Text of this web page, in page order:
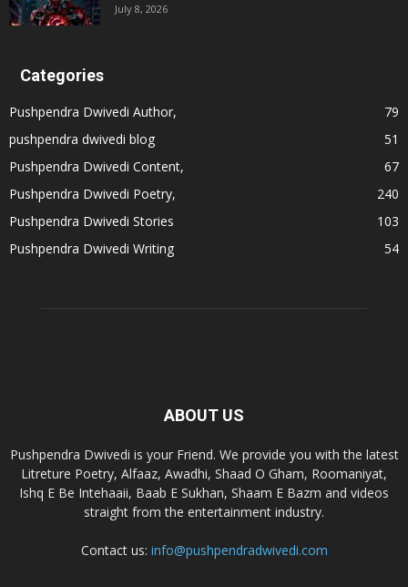
July 8, 2026
Categories
Pushpendra Dwivedi Author,
79
pushpendra dwivedi blog
51
Pushpendra Dwivedi Content,
67
Pushpendra Dwivedi Poetry,
240
Pushpendra Dwivedi Stories
103
Pushpendra Dwivedi Writing
54
ABOUT US
Pushpendra Dwivedi is your Friend. We provide you with the latest
Litreture Poetry, Alfaaz, Awadhi, Shaad O Gham, Roomaniyat,
Ishq E Be Intehaaii, Baab E Sukhan, Shaam E Bazm and videos
straight from the entertainment industry.
Contact us: info@pushpendradwivedi.com